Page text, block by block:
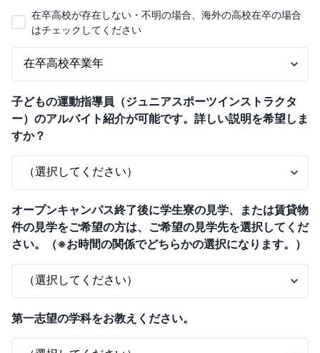
在卒高校が存在しない・不明の場合、海外の高校在卒の場合
はチェックしてください
子どもの運動指導員（ジュニアスポーツインストラクタ
ー）のアルバイト紹介が可能です。詳しい説明を希望しま
すか？
オープンキャンパス終了後に学生寮の見学、または賃貸物
件の見学をご希望の方は、ご希望の見学先を選択してくだ
さい。（※お時間の関係でどちらかの選択になります。）
第一志望の学科をお教えください。